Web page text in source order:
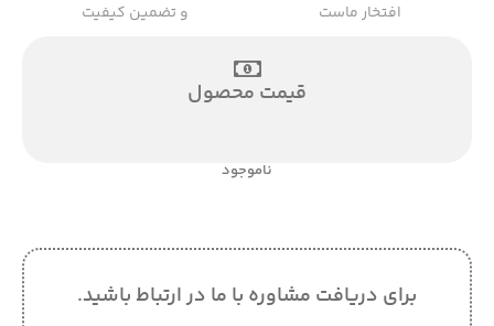
افتخار ماست و تضمین کیفیت
قیمت محصول
ناموجود
برای دریافت مشاوره با ما در ارتباط باشید.